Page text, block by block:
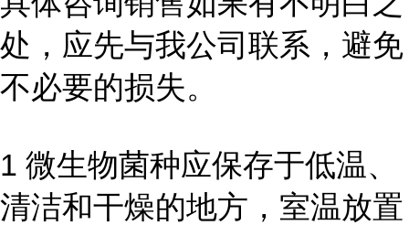
处，应先与我公司联系，避免
不必要的损失。
1 微生物菌种应保存于低温、
清洁和干燥的地方，室温放置